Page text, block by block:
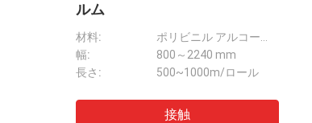
使用法:
病院、ホテル、看護室
スタイル:
ランドリーバッグ
材料:
接触
PVA冷たい水溶性の非編まれた水